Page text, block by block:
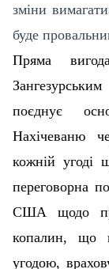
зміни
буде
Пряма
поєднує
Нахічеваню
кожній
переговорна
США щодо
копалин, що
угодою,